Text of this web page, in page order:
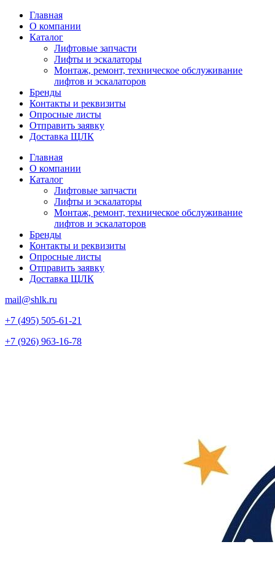
Главная
О компании
Каталог
Лифтовые запчасти
Лифты и эскалаторы
Монтаж, ремонт, техническое обслуживание
лифтов и эскалаторов
Бренды
Контакты и реквизиты
Опросные листы
Отправить заявку
Доставка ЩЛК
Главная
О компании
Каталог
Лифтовые запчасти
Лифты и эскалаторы
Монтаж, ремонт, техническое обслуживание
лифтов и эскалаторов
Бренды
Контакты и реквизиты
Опросные листы
Отправить заявку
Доставка ЩЛК
mail@shlk.ru
+7 (495) 505-61-21
+7 (926) 963-16-78